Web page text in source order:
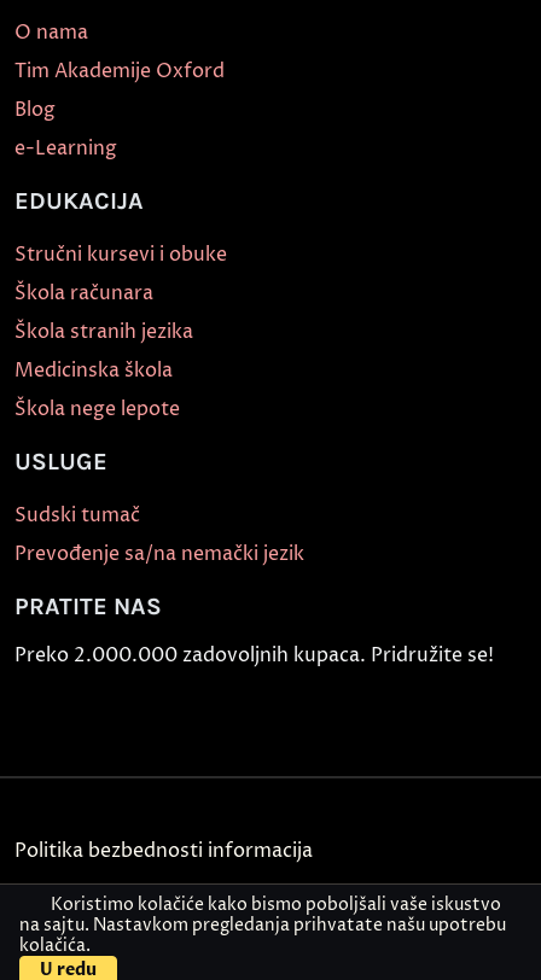
O nama
Tim Akademije Oxford
Blog
e-Learning
EDUKACIJA
Stručni kursevi i obuke
Škola računara
Škola stranih jezika
Medicinska škola
Škola nege lepote
USLUGE
Sudski tumač
Prevođenje sa/na nemački jezik
PRATITE NAS
Preko 2.000.000 zadovoljnih kupaca. Pridružite se!
Politika bezbednosti informacija
Kontakt
© Akademija Oxford 2026.
Koristimo kolačiće kako bismo poboljšali vaše iskustvo
na sajtu. Nastavkom pregledanja prihvatate našu upotrebu
kolačića.
U redu